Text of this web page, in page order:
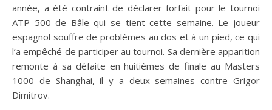
année, a été contraint de déclarer forfait pour le tournoi
ATP 500 de Bâle qui se tient cette semaine. Le joueur
espagnol souffre de problèmes au dos et à un pied, ce qui
l’a empêché de participer au tournoi. Sa dernière apparition
remonte à sa défaite en huitièmes de finale au Masters
1000 de Shanghai, il y a deux semaines contre Grigor
Dimitrov.